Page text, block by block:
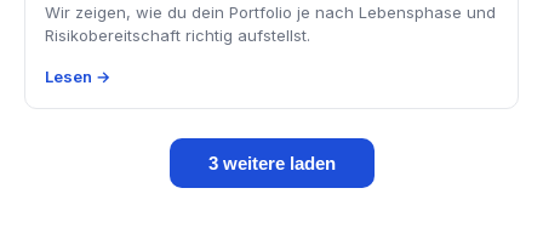
Wir zeigen, wie du dein Portfolio je nach Lebensphase und
Risikobereitschaft richtig aufstellst.
Lesen →
3 weitere laden